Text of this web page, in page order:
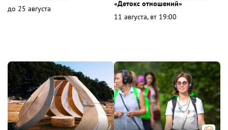
до 25 августа
«Детокс отношений»
11 августа, вт 19:00